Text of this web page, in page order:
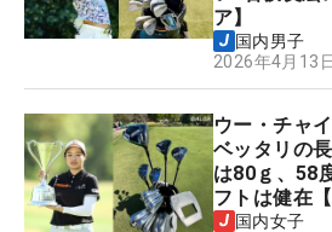
ア】
国内男子
2026年4月13
ウー・チャ
ベッタリの
は80ｇ、58
フトは健在
国内女子